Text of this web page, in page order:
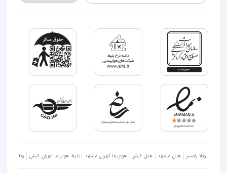
ویلا رامسر هتل مشهد هتل کیش هواپیما تهران مشهد بلیط هواپیما تهران کیش ویلا شمال